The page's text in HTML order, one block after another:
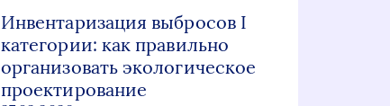
Инвентаризация выбросов I
категории: как правильно
организовать экологическое
проектирование